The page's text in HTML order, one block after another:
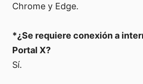
Chrome y Edge.
*¿Se requiere conexión a
Portal X?
Sí.